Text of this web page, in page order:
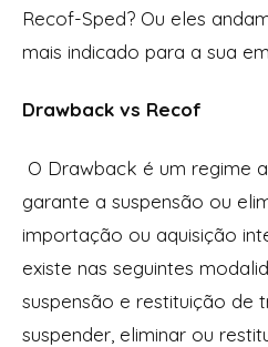
Recof-Sped? Ou eles
mais indicado para a sua
Drawback vs Recof
O Drawback é um regime
garante a suspensão ou
importação ou aquisição
existe nas seguintes
suspensão e restituição de
suspender, eliminar ou